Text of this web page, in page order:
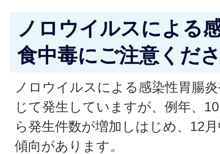
ノロウイルスによる
食中毒にご注意くだ
ノロウイルスによる感染性胃腸
じて発生していますが、例年、
ら発生件数が増加しはじめ、12
傾向があります。